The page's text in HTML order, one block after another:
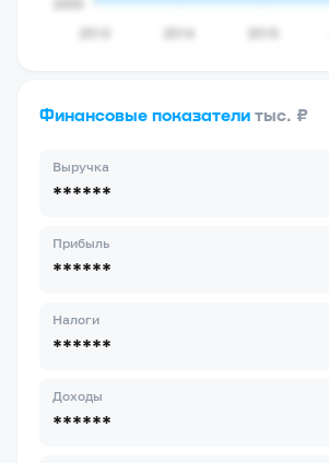
Финансовые показатели тыс. ₽
Выручка
******
Прибыль
******
Налоги
******
Доходы
******